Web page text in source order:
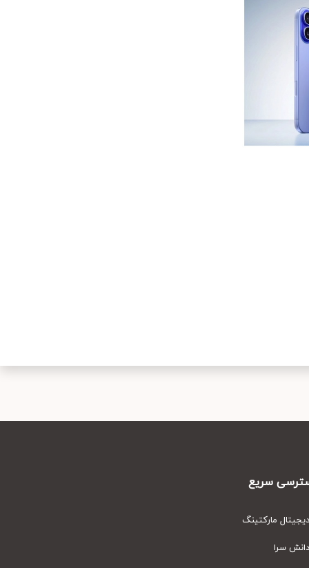
سریع
مارکتینگ
سرا